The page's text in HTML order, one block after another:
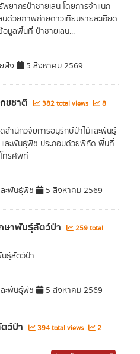
ยากรป่าชายเลน โดยการจำแนก
นด้วยภาพถ่ายดาวเทียมรายละเอียด
มูลพื้นที่ ป่าชายเลน...
ฝั่ง 5 สิงหาคม 2569
ขชาติ 382 total views
8
ำนักวิจัยการอนุรักษ์ป่าไม้และพันธุ์
ละพันธุ์พืช ประกอบด้วยพิกัด พื้นที่
ทรศัพท์
ะพันธุ์พืช 5 สิงหาคม 2569
ษาพันธุ์สัตว์ป่า
259 total
นธุ์สัตว์ป่า
ะพันธุ์พืช 5 สิงหาคม 2569
ว์ป่า 394 total views
2